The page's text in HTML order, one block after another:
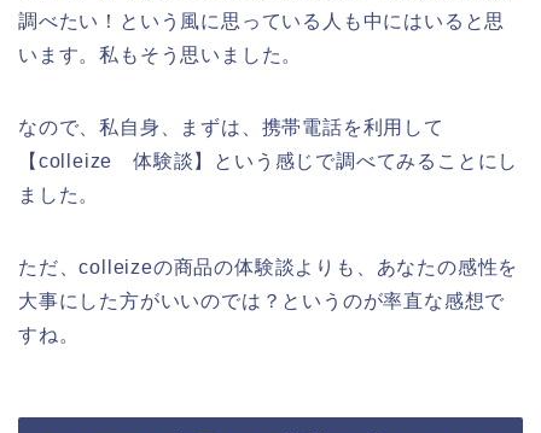
調べたい！という風に思っている人も中にはいると思
います。私もそう思いました。
なので、私自身、まずは、携帯電話を利用して
【colleize 体験談】という感じで調べてみることにし
ました。
ただ、colleizeの商品の体験談よりも、あなたの感性を
大事にした方がいいのでは？というのが率直な感想で
すね。